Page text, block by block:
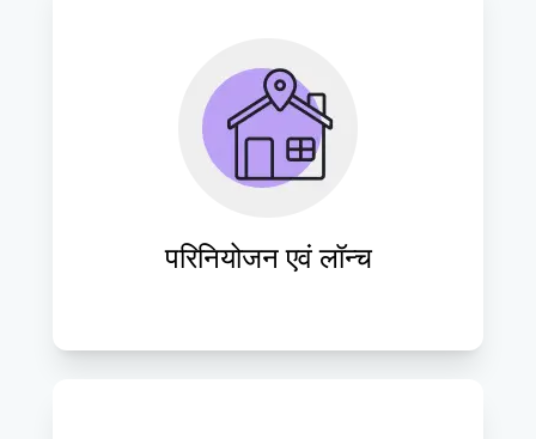
परिनियोजन एवं लॉन्च
वेबसाइटों का समय पर लॉन्च सुनिश्चित करने,
दृश्यता और उपयोगकर्ता जुड़ाव को अधिकतम
करने के लिए सुचारू परिनियोजन प्रक्रियाएँ